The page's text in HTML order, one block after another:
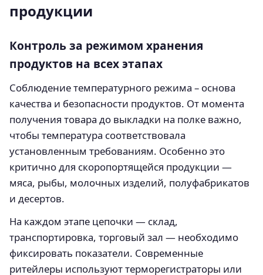
продукции
Контроль за режимом хранения
продуктов на всех этапах
Соблюдение температурного режима – основа
качества и безопасности продуктов. От момента
получения товара до выкладки на полке важно,
чтобы температура соответствовала
установленным требованиям. Особенно это
критично для скоропортящейся продукции —
мяса, рыбы, молочных изделий, полуфабрикатов
и десертов.
На каждом этапе цепочки — склад,
транспортировка, торговый зал — необходимо
фиксировать показатели. Современные
ритейлеры используют терморегистраторы или